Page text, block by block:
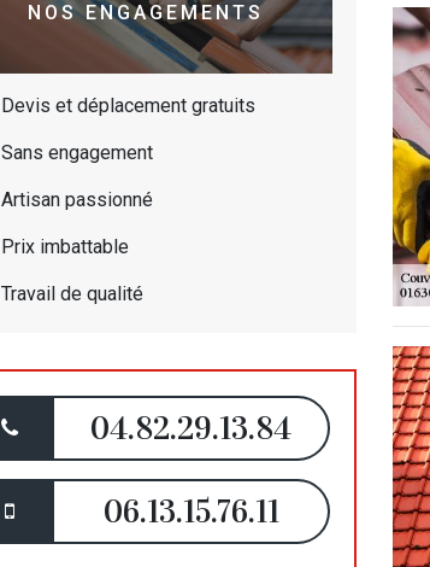
NOS ENGAGEMENTS
Devis et déplacement gratuits
Sans engagement
Artisan passionné
Prix imbattable
Travail de qualité
04.82.29.13.84
06.13.15.76.11